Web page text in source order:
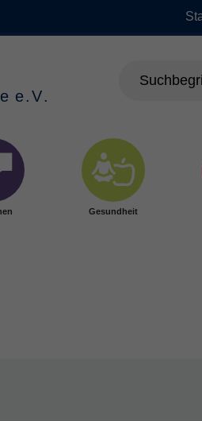
Gesundheit